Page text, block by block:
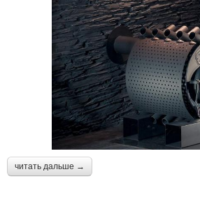
читать дальше →